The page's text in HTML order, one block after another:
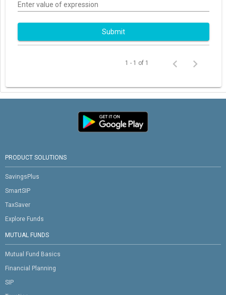
Enter value of expression
Submit
1 - 1 of 1
PRODUCT SOLUTIONS
SavingsPlus
SmartSIP
TaxSaver
Explore Funds
MUTUAL FUNDS
Mutual Fund Basics
Financial Planning
SIP